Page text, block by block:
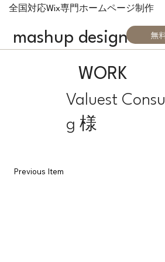
mashup design
全国対応Wix専門ホームページ制作
無
WORK
Valuest
g 様
Previous Item